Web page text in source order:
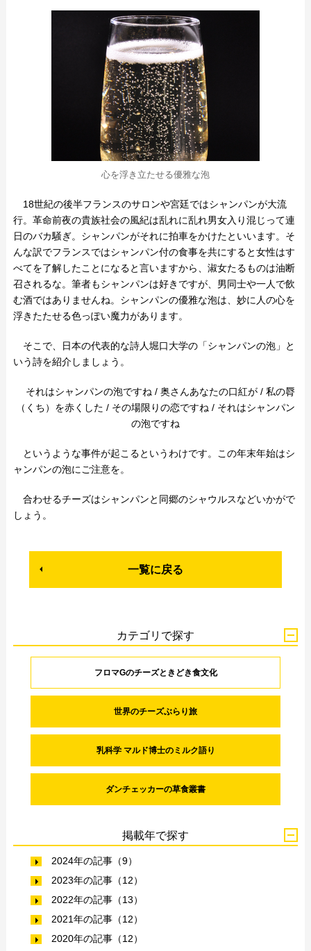
心を浮き立たせる優雅な泡
18世紀の後半フランスのサロンや宮廷ではシャンパンが大流
行。革命前夜の貴族社会の風紀は乱れに乱れ男女入り混じって連
日のバカ騒ぎ。シャンパンがそれに拍車をかけたといいます。そ
んな訳でフランスではシャンパン付の食事を共にすると女性はす
べてを了解したことになると言いますから、淑女たるものは油断
召されるな。筆者もシャンパンは好きですが、男同士や一人で飲
む酒ではありませんね。シャンパンの優雅な泡は、妙に人の心を
浮きたたせる色っぽい魔力があります。
そこで、日本の代表的な詩人堀口大学の「シャンパンの泡」と
いう詩を紹介しましょう。
それはシャンパンの泡ですね / 奥さんあなたの口紅が / 私の脣
（くち）を赤くした / その場限りの恋ですね / それはシャンパン
の泡ですね
というような事件が起こるというわけです。この年末年始はシ
ャンパンの泡にご注意を。
合わせるチーズはシャンパンと同郷のシャウルスなどいかがで
しょう。
一覧に戻る
カテゴリで探す
フロマGのチーズときどき食文化
世界のチーズぶらり旅
乳科学 マルド博士のミルク語り
ダンチェッカーの草食叢書
掲載年で探す
2024年の記事（9）
2023年の記事（12）
2022年の記事（13）
2021年の記事（12）
2020年の記事（12）